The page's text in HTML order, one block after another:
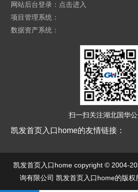
网站后台登录： 点击进入
项目管理系统：
数据资产系统：
扫一扫关注湖北国华
凯发首页入口home的友情链接：
凯发首页入口home copyright © 2004-
询有限公司 凯发首页入口home的版权